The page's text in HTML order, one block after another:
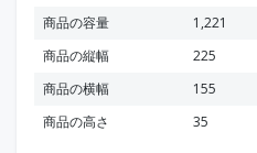
商品の容量
1,221
商品の縦幅
225
商品の横幅
155
商品の高さ
35